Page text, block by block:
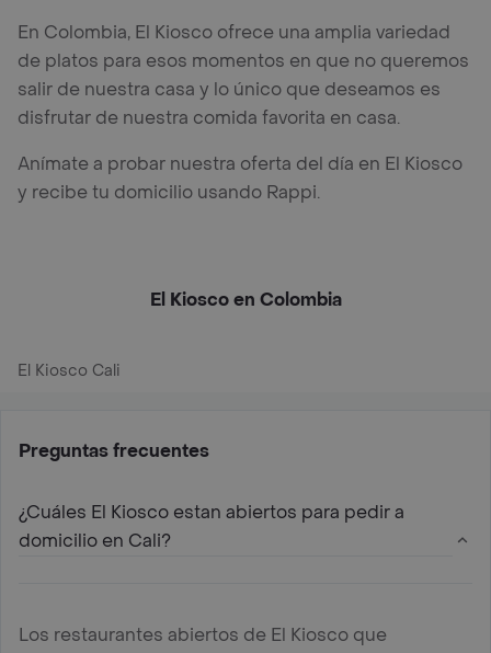
En Colombia, El Kiosco ofrece una amplia variedad
de platos para esos momentos en que no queremos
salir de nuestra casa y lo único que deseamos es
disfrutar de nuestra comida favorita en casa.
Anímate a probar nuestra oferta del día en El Kiosco
y recibe tu domicilio usando Rappi.
El Kiosco en Colombia
El Kiosco Cali
Preguntas frecuentes
¿Cuáles El Kiosco estan abiertos para pedir a
domicilio en Cali?
Los restaurantes abiertos de El Kiosco que